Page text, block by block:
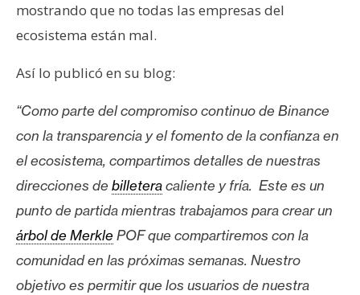
N
t
s
d
e
P
r
e
n
s
a
mostrando que no todas las empresas del
ecosistema están mal.
Así lo publicó en su blog:
“Como parte del compromiso continuo de Binance
con la transparencia y el fomento de la confianza en
el ecosistema, compartimos detalles de nuestras
direcciones de billeteracaliente y fría. Este es un
punto de partida mientras trabajamos para crear un
árbol de Merkle POF que compartiremos con la
comunidad en las próximas semanas. Nuestro
objetivo es permitir que los usuarios de nuestra